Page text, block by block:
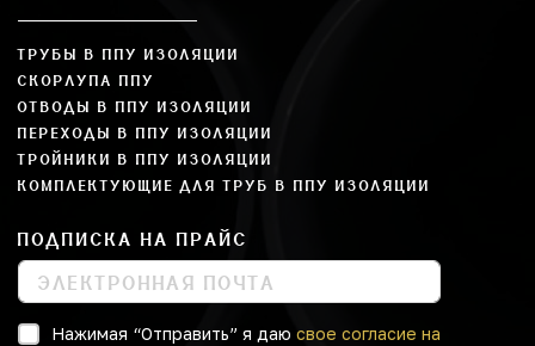
ТРУБЫ В ППУ ИЗОЛЯЦИИ
СКОРЛУПА ППУ
ОТВОДЫ В ППУ ИЗОЛЯЦИИ
ПЕРЕХОДЫ В ППУ ИЗОЛЯЦИИ
ТРОЙНИКИ В ППУ ИЗОЛЯЦИИ
КОМПЛЕКТУЮЩИЕ ДЛЯ ТРУБ В ППУ ИЗОЛЯЦИИ
ПОДПИСКА НА ПРАЙС
Нажимая “Отправить” я даю свое согласие на